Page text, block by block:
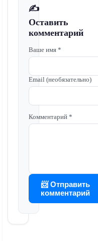
✍️
Оставить
комментарий
Ваше имя *
Email (необязательно)
Комментарий *
📨 Отправить
комментарий